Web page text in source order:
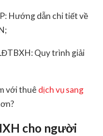
Hướng dẫn chi tiết về
Quy trình giải
với thuê dịch vụ sang
cho người